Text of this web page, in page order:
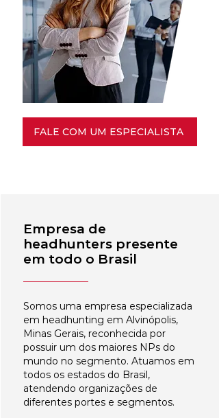
FALE COM UM ESPECIALISTA
Empresa de
headhunters presente
em todo o Brasil
Somos uma empresa especializada
em headhunting em Alvinópolis,
Minas Gerais, reconhecida por
possuir um dos maiores NPs do
mundo no segmento. Atuamos em
todos os estados do Brasil,
atendendo organizações de
diferentes portes e segmentos.